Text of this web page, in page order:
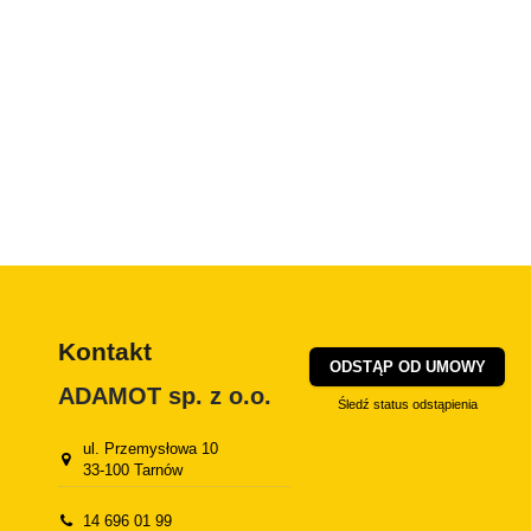
Kontakt
ADAMOT sp. z o.o.
ul. Przemysłowa 10
33-100 Tarnów
14 696 01 99
ODSTĄP OD UMOWY
Śledź status odstąpienia